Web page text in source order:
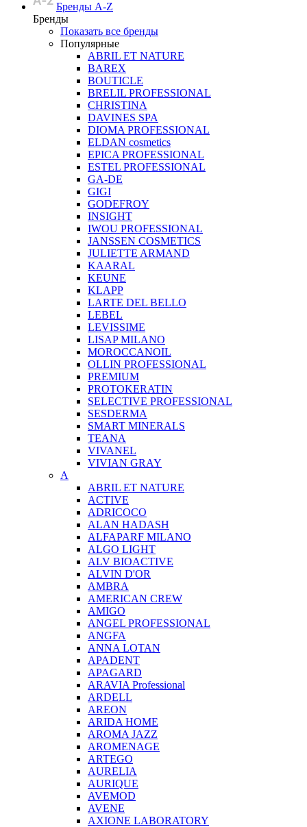
Бренды A-Z
Бренды
Показать все бренды
Популярные
ABRIL ET NATURE
BAREX
BOUTICLE
BRELIL PROFESSIONAL
CHRISTINA
DAVINES SPA
DIOMA PROFESSIONAL
ELDAN cosmetics
EPICA PROFESSIONAL
ESTEL PROFESSIONAL
GA-DE
GIGI
GODEFROY
INSIGHT
IWOU PROFESSIONAL
JANSSEN COSMETICS
JULIETTE ARMAND
KAARAL
KEUNE
KLAPP
LARTE DEL BELLO
LEBEL
LEVISSIME
LISAP MILANO
MOROCCANOIL
OLLIN PROFESSIONAL
PREMIUM
PROTOKERATIN
SELECTIVE PROFESSIONAL
SESDERMA
SMART MINERALS
TEANA
VIVANEL
VIVIAN GRAY
A
ABRIL ET NATURE
ACTIVE
ADRICOCO
ALAN HADASH
ALFAPARF MILANO
ALGO LIGHT
ALV BIOACTIVE
ALVIN D'OR
AMBRA
AMERICAN CREW
AMIGO
ANGEL PROFESSIONAL
ANGFA
ANNA LOTAN
APADENT
APAGARD
ARAVIA Professional
ARDELL
AREON
ARIDA HOME
AROMA JAZZ
AROMENAGE
ARTEGO
AURELIA
AURIQUE
AVEMOD
AVENE
AXIONE LABORATORY